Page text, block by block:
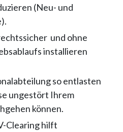
(Neu- und
und ohne
installieren
so entlasten
ungestört Ihrem
können.
Clearing hilft